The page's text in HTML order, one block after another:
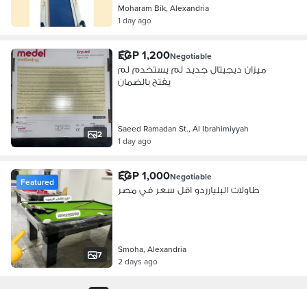
Moharam Bik, Alexandria
1 day ago
2
EGP 1,200Negotiable
ميزان ديجيتال جديد لم يستخدم لم
يفتح بالضمان
Saeed Ramadan St., Al Ibrahimiyyah
1 day ago
7
Featured EGP 1,000Negotiable
طاولات البليارردو اقل سعر في مصر
Smoha, Alexandria
2 days ago